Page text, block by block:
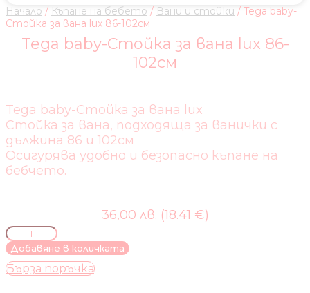
Начало / Къпане на бебето / Вани и стойки / Tega baby-
Стойка за вана lux 86-102см
Tega baby-Стойка за вана lux 86-
102см
Tega baby-Стойка за вана lux
Стойка за вана, подходяща за ванички с
дължина 86 и 102см
Осигурява удобно и безопасно къпане на
бебчето.
36,00 лв. (18.41 €)
количество
за
Tega
baby-
Добавяне в количката
Бърза поръчка